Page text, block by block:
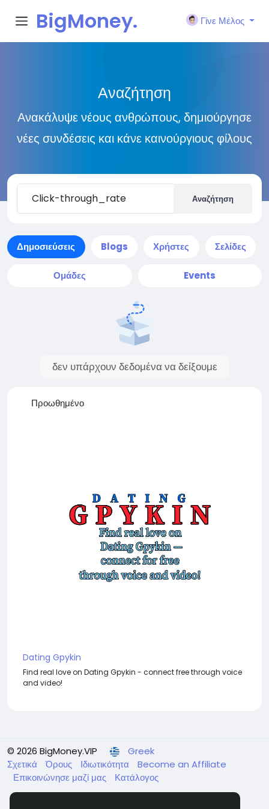
BigMoney.
Γίνε Μέλος
Αναζήτηση
Ανακάλυψε νέους ανθρώπους, δημιούργησε
νέες συνδέσεις και κάνε καινούργιους φίλους
Αναζήτηση
Δημοσιεύσεις Blogs Χρήστες Σελίδες
Ομάδες Events
δεν υπάρχουν δεδομένα να δείξουμε
Προωθημένο
Dating Gpykin
Find real love on Dating Gpykin - connect free through voice
and video!
© 2026 BigMoney.VIP
Greek
Σχετικά
Όρους Ιδιωτικότητα
Become an Affiliate
Επικοινώνησε μαζί μας
Κατάλογος